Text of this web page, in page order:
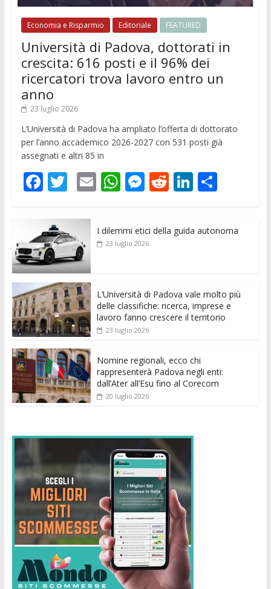
Economia e Risparmio Editoriale FEATURED
Università di Padova, dottorati in
crescita: 616 posti e il 96% dei
ricercatori trova lavoro entro un
anno
23 luglio 2026
L’Università di Padova ha ampliato l’offerta di dottorato
per l’anno accademico 2026-2027 con 531 posti già
assegnati e altri 85 in
F
e
b
o
o
k
T
itt
er
E
ai
l
W
s
p
M
ss
e
er
R
di
Li
e
C
di
I dilemmi etici della guida autonoma
23 luglio 2026
L’Università di Padova vale molto più
delle classifiche: ricerca, imprese e
lavoro fanno crescere il territorio
23 luglio 2026
Nomine regionali, ecco chi
rappresenterà Padova negli enti:
dall’Ater all’Esu fino al Corecom
20 luglio 2026